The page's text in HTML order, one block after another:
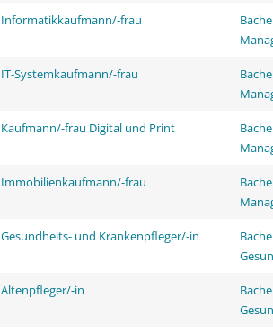
Informatikkaufmann/-frau
IT-Systemkaufmann/-frau
Kaufmann/-frau Digital und Print
Immobilienkaufmann/-frau
Gesundheits- und Krankenpfleger/-in
Altenpfleger/-in